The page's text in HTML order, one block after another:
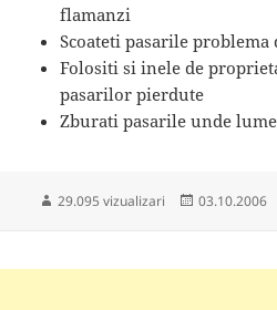
flamanzi
Scoateti pasarile
Folositi si inele de
pasarilor pierdute
Zburati pasarile unde
29.095 vizualizari
Publicat
03.10.2006